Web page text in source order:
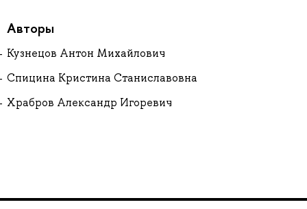
Авторы
Кузнецов Антон Михайлович
Спицина Кристина Станиславовна
Храбров Александр Игоревич